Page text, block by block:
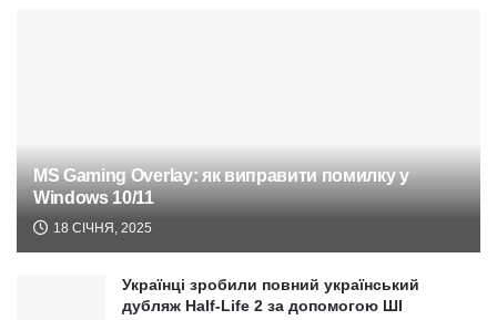
MS Gaming Overlay: як виправити помилку у
Windows 10/11
18 СІЧНЯ, 2025
Українці зробили повний український
дубляж Half-Life 2 за допомогою ШІ